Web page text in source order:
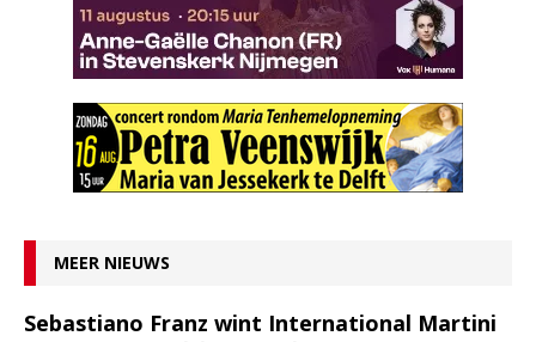
MEER NIEUWS
Sebastiano Franz wint International Martini